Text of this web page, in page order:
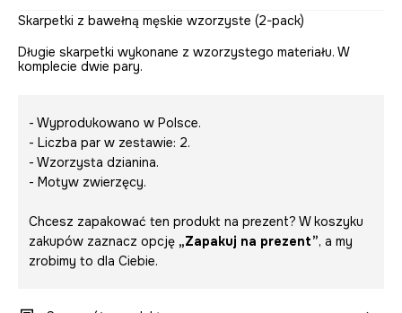
Skarpetki z bawełną męskie wzorzyste (2-pack)
Długie skarpetki wykonane z wzorzystego materiału. W
komplecie dwie pary.
- Wyprodukowano w Polsce.
- Liczba par w zestawie: 2.
- Wzorzysta dzianina.
- Motyw zwierzęcy.
Chcesz zapakować ten produkt na prezent? W koszyku
zakupów zaznacz opcję „Zapakuj na prezent”, a my
zrobimy to dla Ciebie.